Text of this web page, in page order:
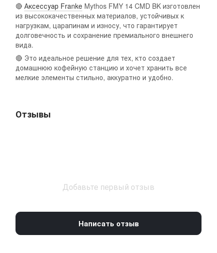
🔴 Аксессуар Franke Mythos FMY 14 CMD BK изготовлен
из высококачественных материалов, устойчивых к
нагрузкам, царапинам и износу, что гарантирует
долговечность и сохранение премиального внешнего
вида.
🔴 Это идеальное решение для тех, кто создает
домашнюю кофейную станцию и хочет хранить все
мелкие элементы стильно, аккуратно и удобно.
Отзывы
Добавьте первый отзыв
Написать отзыв